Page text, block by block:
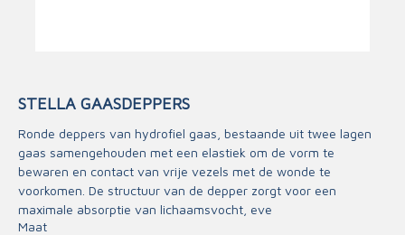
STELLA GAASDEPPERS
Ronde deppers van hydrofiel gaas, bestaande uit twee lagen
gaas samengehouden met een elastiek om de vorm te
bewaren en contact van vrije vezels met de wonde te
voorkomen. De structuur van de depper zorgt voor een
maximale absorptie van lichaamsvocht, eve
Maat